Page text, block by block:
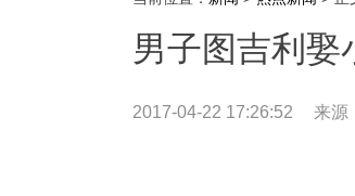
男子图吉利
2017-04-22 17:26:52 来源